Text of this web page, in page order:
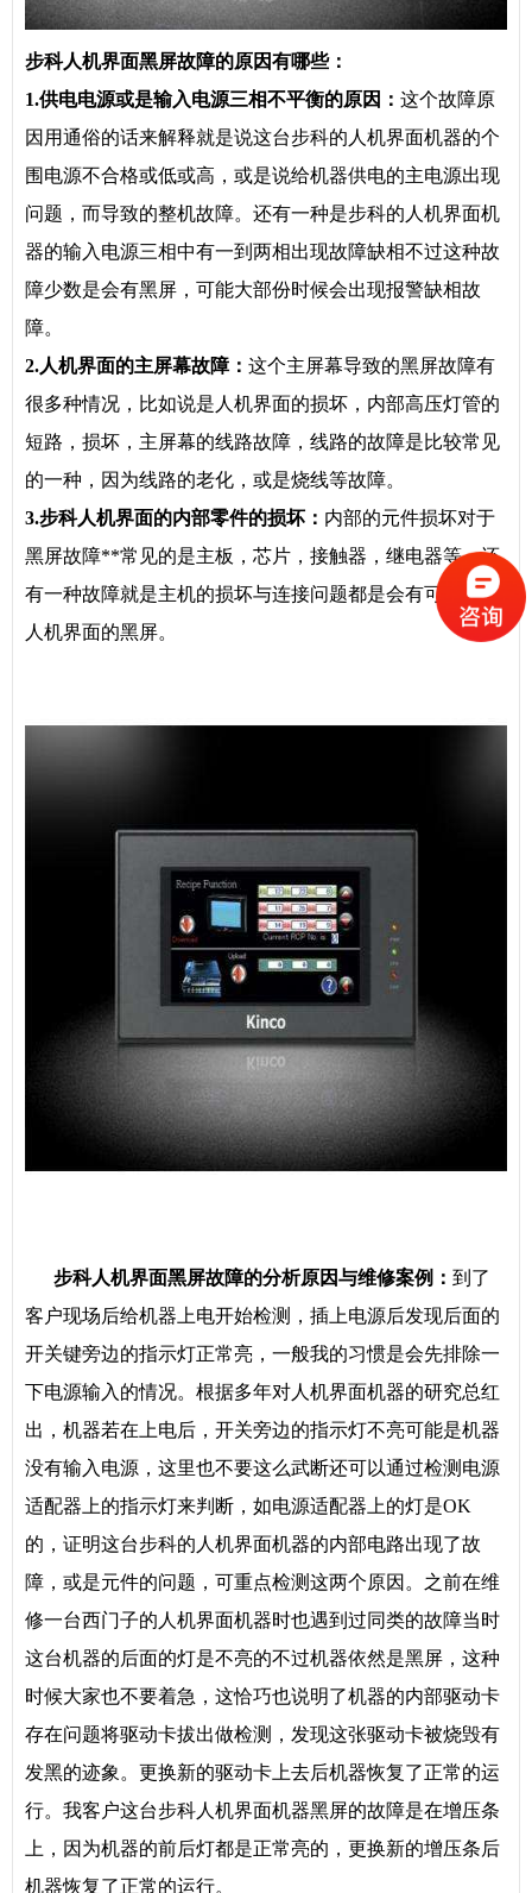
步科人机界面黑屏故障的原因有哪些：
1.供电电源或是输入电源三相不平衡的原因： 这个故障原
因用通俗的话来解释就是说这台步科的人机界面机器的个
围电源不合格或低或高，或是说给机器供电的主电源出现
问题，而导致的整机故障。还有一种是步科的人机界面机
器的输入电源三相中有一到两相出现故障缺相不过这种故
障少数是会有黑屏，可能大部份时候会出现报警缺相故
障。
2.人机界面的主屏幕故障： 这个主屏幕导致的黑屏故障有
很多种情况，比如说是人机界面的损坏，内部高压灯管的
短路，损坏，主屏幕的线路故障，线路的故障是比较常见
的一种，因为线路的老化，或是烧线等故障。
3.步科人机界面的内部零件的损坏： 内部的元件损坏对于
黑屏故障**常见的是主板，芯片，接触器，继电器等，还
有一种故障就是主机的损坏与连接问题都是会有可能造成
人机界面的黑屏。
步科人机界面黑屏故障的分析原因与维修案例： 到了
客户现场后给机器上电开始检测，插上电源后发现后面的
开关键旁边的指示灯正常亮，一般我的习惯是会先排除一
下电源输入的情况。根据多年对人机界面机器的研究总红
出，机器若在上电后，开关旁边的指示灯不亮可能是机器
没有输入电源，这里也不要这么武断还可以通过检测电源
适配器上的指示灯来判断，如电源适配器上的灯是OK
的，证明这台步科的人机界面机器的内部电路出现了故
障，或是元件的问题，可重点检测这两个原因。之前在维
修一台西门子的人机界面机器时也遇到过同类的故障当时
这台机器的后面的灯是不亮的不过机器依然是黑屏，这种
时候大家也不要着急，这恰巧也说明了机器的内部驱动卡
存在问题将驱动卡拔出做检测，发现这张驱动卡被烧毁有
发黑的迹象。更换新的驱动卡上去后机器恢复了正常的运
行。我客户这台步科人机界面机器黑屏的故障是在增压条
上，因为机器的前后灯都是正常亮的，更换新的增压条后
机器恢复了正常的运行。